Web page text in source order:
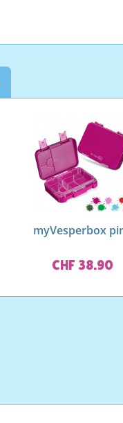
myVesperbox
CHF 38.90